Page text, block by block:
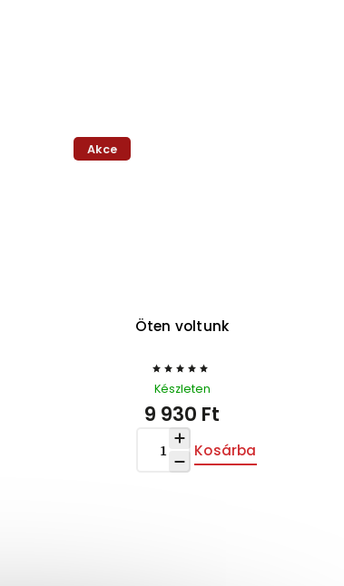
Akce
Öten voltunk
Készleten
9 930 Ft
Kosárba